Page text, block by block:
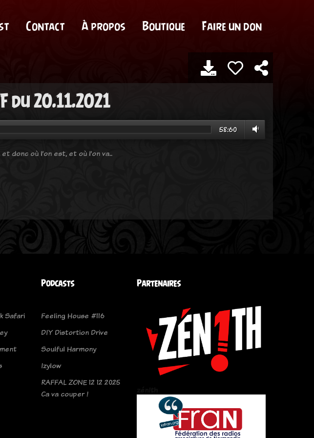
Contact À propos Boutique Faire un don
du 20.11.2021
58:60
donc où l’on est, et où l’on va..
Safari
Podcasts
Feeling House #116
DIY Distortion Drive
Soulful Harmony
Izylow
RAFFAL ZONE 12 12 2025
Ca va couper !
Partenaires